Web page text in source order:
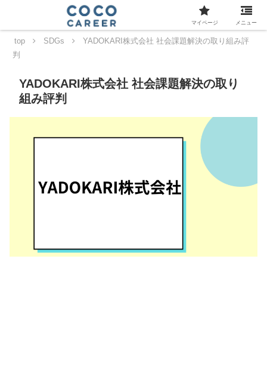
top SDGs
YADOKARI株式会社 社会課題解決の取り組み評
判
YADOKARI株式会社 社会課題解決の取り
組み評判
マイページ メニュー